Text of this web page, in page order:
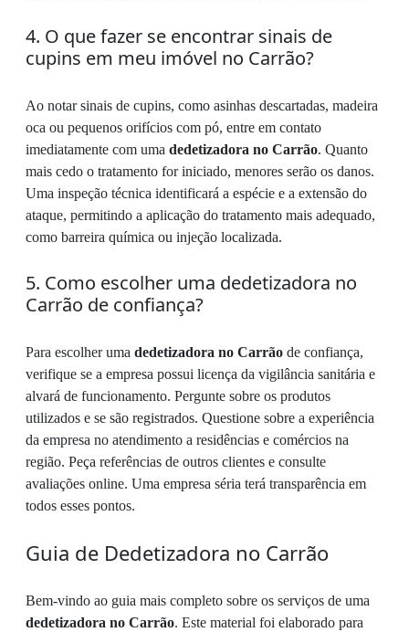
4. O que fazer se encontrar sinais de
cupins em meu imóvel no Carrão?
Ao notar sinais de cupins, como asinhas descartadas, madeira
oca ou pequenos orifícios com pó, entre em contato
imediatamente com uma dedetizadora no Carrão. Quanto
mais cedo o tratamento for iniciado, menores serão os danos.
Uma inspeção técnica identificará a espécie e a extensão do
ataque, permitindo a aplicação do tratamento mais adequado,
como barreira química ou injeção localizada.
5. Como escolher uma dedetizadora no
Carrão de confiança?
Para escolher uma dedetizadora no Carrão de confiança,
verifique se a empresa possui licença da vigilância sanitária e
alvará de funcionamento. Pergunte sobre os produtos
utilizados e se são registrados. Questione sobre a experiência
da empresa no atendimento a residências e comércios na
região. Peça referências de outros clientes e consulte
avaliações online. Uma empresa séria terá transparência em
todos esses pontos.
Guia de Dedetizadora no Carrão
Bem-vindo ao guia mais completo sobre os serviços de uma
dedetizadora no Carrão. Este material foi elaborado para